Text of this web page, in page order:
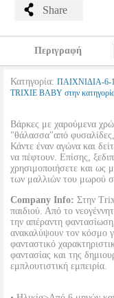
Share
Περιγραφή
Κατηγορία: ΠΑΙΧΝΙΔΙΑ-
TRIXIE BABY στην
Βάρκες με χαρούμενα
"θάλασσα"από
Κάντε έναν αγώνα και
να πέφτουν. Επίσης,
χρησιμοποιήσετε και ως
των μαλλιών του μωρού
Company Info: Στην
παιδιού. Από το
την απέραντη
ανακαλύψουν τον κόσμο
φανταστικό
φαντασίας και της
εμπλουτιστική εμπειρία.